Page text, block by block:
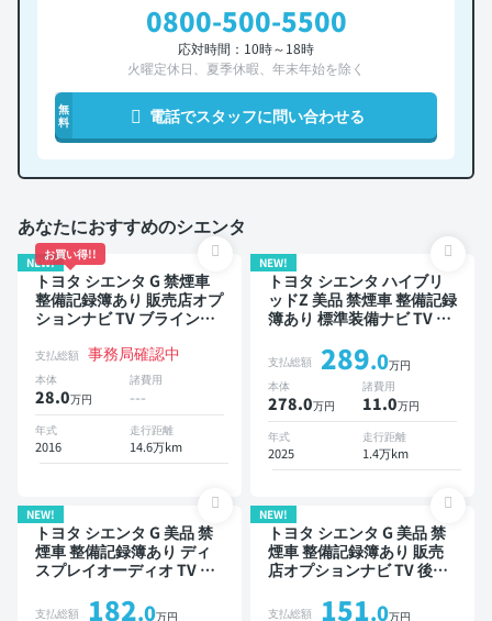
0800-500-5500
応対時間：10時～18時
火曜定休日、夏季休暇、年末年始を除く
無
料
電話でスタッフに問い合わせる
あなたにおすすめのシエンタ
NEW!
お買い得!!
トヨタ シエンタ G 禁煙車
整備記録簿あり 販売店オプ
ションナビ TV ブラインド
ト スマートキー バックモ
ニター ドライブレコーダー
衝突軽減 両側電動スライド
ドア 7人乗り
支払総額 事務局確認中
本体
28.0万円
諸費用
---
年式
2016
走行距離
14.6万km
NEW!
トヨタ シエンタ ハイブリ
ッドZ 美品 禁煙車 整備記録
簿あり 標準装備ナビ TV ブ
オートクルーズ 3列シート
スマートキー ETC バック
モニター 全方位カメラ ド
ライブレコーダー 衝突軽減
両側電動スライドドア 7人
乗り
支払総額 289.0万円
本体
278.0万円
諸費用
11.0万円
年式
2025
走行距離
1.4万km
NEW!
トヨタ シエンタ G 美品 禁
煙車 整備記録簿あり ディ
スプレイオーディオ TV ブ
3列シート スマートキー
支払総額 182.0万円
NEW!
トヨタ シエンタ G 美品 禁
煙車 整備記録簿あり 販売
店オプションナビ TV 後席
トキー バックモニター ド
支払総額 151.0万円